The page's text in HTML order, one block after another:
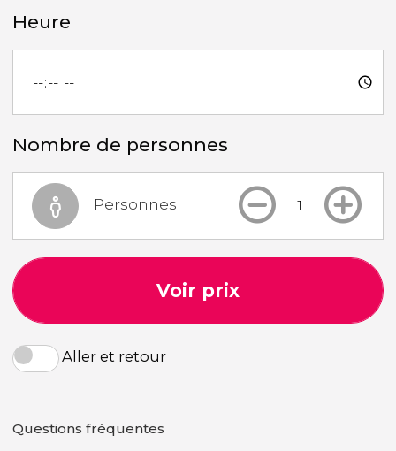
Heure
Nombre de personnes
Personnes
Voir prix
Aller et retour
Questions fréquentes